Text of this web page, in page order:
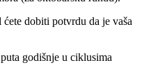
dobiti potvrdu da je vaša
godišnje u ciklusima